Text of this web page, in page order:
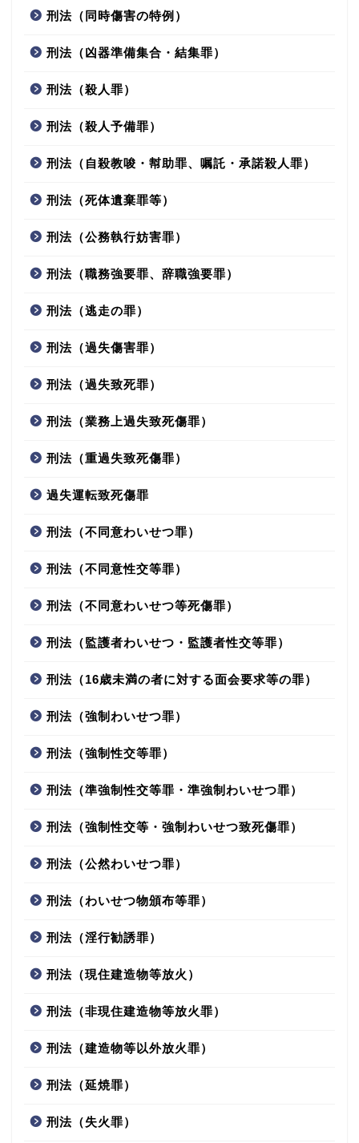
刑法（同時傷害の特例）
刑法（凶器準備集合・結集罪）
刑法（殺人罪）
刑法（殺人予備罪）
刑法（自殺教唆・幇助罪、嘱託・承諾殺人罪）
刑法（死体遺棄罪等）
刑法（公務執行妨害罪）
刑法（職務強要罪、辞職強要罪）
刑法（逃走の罪）
刑法（過失傷害罪）
刑法（過失致死罪）
刑法（業務上過失致死傷罪）
刑法（重過失致死傷罪）
過失運転致死傷罪
刑法（不同意わいせつ罪）
刑法（不同意性交等罪）
刑法（不同意わいせつ等死傷罪）
刑法（監護者わいせつ・監護者性交等罪）
刑法（16歳未満の者に対する面会要求等の罪）
刑法（強制わいせつ罪）
刑法（強制性交等罪）
刑法（準強制性交等罪・準強制わいせつ罪）
刑法（強制性交等・強制わいせつ致死傷罪）
刑法（公然わいせつ罪）
刑法（わいせつ物頒布等罪）
刑法（淫行勧誘罪）
刑法（現住建造物等放火）
刑法（非現住建造物等放火罪）
刑法（建造物等以外放火罪）
刑法（延焼罪）
刑法（失火罪）